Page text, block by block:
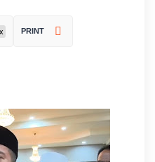
PRINT